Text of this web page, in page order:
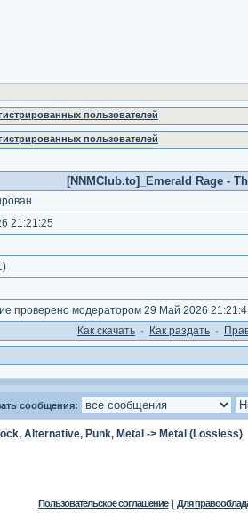
пользователей
пользователей
[NNMClub.to]_Emerald Rage -
21:21:25
)
проверено модератором 29 Май 2026
Как cкачать · Как раздать ·
сообщения:
Alternative, Punk, Metal -> Metal (Lossless)
Пользовательское соглашение | Для